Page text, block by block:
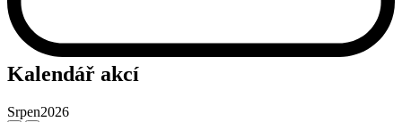
Kalendář akcí
Srpen2026